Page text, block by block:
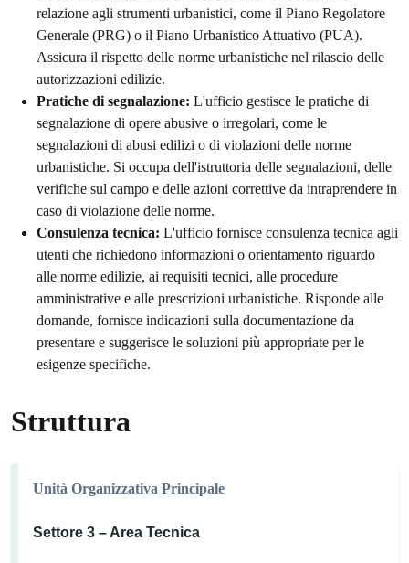
relazione agli strumenti urbanistici, come il Piano Regolatore
Generale (PRG) o il Piano Urbanistico Attuativo (PUA).
Assicura il rispetto delle norme urbanistiche nel rilascio delle
autorizzazioni edilizie.
Pratiche di segnalazione: L'ufficio gestisce le pratiche di
segnalazione di opere abusive o irregolari, come le
segnalazioni di abusi edilizi o di violazioni delle norme
urbanistiche. Si occupa dell'istruttoria delle segnalazioni, delle
verifiche sul campo e delle azioni correttive da intraprendere in
caso di violazione delle norme.
Consulenza tecnica: L'ufficio fornisce consulenza tecnica agli
utenti che richiedono informazioni o orientamento riguardo
alle norme edilizie, ai requisiti tecnici, alle procedure
amministrative e alle prescrizioni urbanistiche. Risponde alle
domande, fornisce indicazioni sulla documentazione da
presentare e suggerisce le soluzioni più appropriate per le
esigenze specifiche.
Struttura
Unità Organizzativa Principale
Settore 3 – Area Tecnica